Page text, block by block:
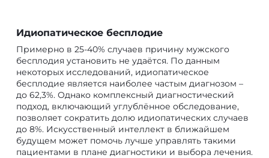
Идиопатическое бесплодие
Примерно в 25-40% случаев причину мужского
бесплодия установить не удаётся. По данным
некоторых исследований, идиопатическое
бесплодие является наиболее частым диагнозом –
до 62,3%. Однако комплексный диагностический
подход, включающий углублённое обследование,
позволяет сократить долю идиопатических случаев
до 8%. Искусственный интеллект в ближайшем
будущем может помочь лучше управлять такими
пациентами в плане диагностики и выбора лечения.